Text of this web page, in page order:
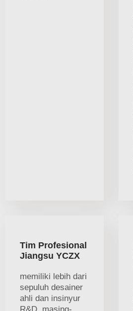
Tim Profesional
Jiangsu YCZX
memiliki lebih dari
sepuluh desainer
ahli dan insinyur